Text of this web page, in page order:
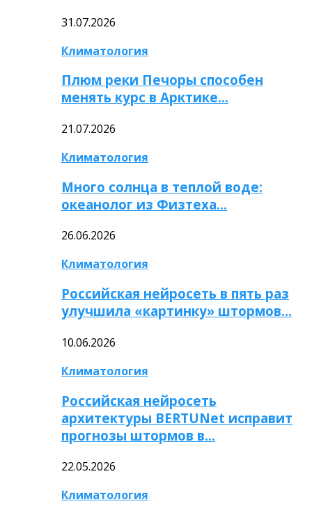
31.07.2026
Климатология
Плюм реки Печоры способен
менять курс в Арктике…
21.07.2026
Климатология
Много солнца в теплой воде:
океанолог из Физтеха…
26.06.2026
Климатология
Российская нейросеть в пять раз
улучшила «картинку» штормов…
10.06.2026
Климатология
Российская нейросеть
архитектуры BERTUNet исправит
прогнозы штормов в…
22.05.2026
Климатология